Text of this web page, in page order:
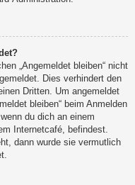
„Angemeldet bleiben“ nicht
Dies verhindert den
Dritten. Um angemeldet
bleiben“ beim Anmelden
du dich an einem
Internetcafé, befindest.
dann wurde sie vermutlich